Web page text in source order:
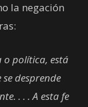
la negación
o política, está
desprende
. . . A esta fe